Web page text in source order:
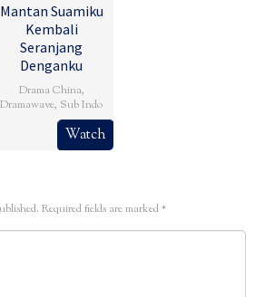
Mantan Suamiku
Kembali
Seranjang
Denganku
Drama China,
Dramawave, Sub Indo
Watch
Required fields are marked*